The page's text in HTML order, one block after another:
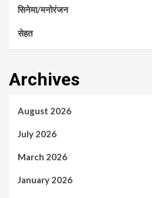
सिनेमा/मनोरंजन
सेहत
Archives
August 2026
July 2026
March 2026
January 2026